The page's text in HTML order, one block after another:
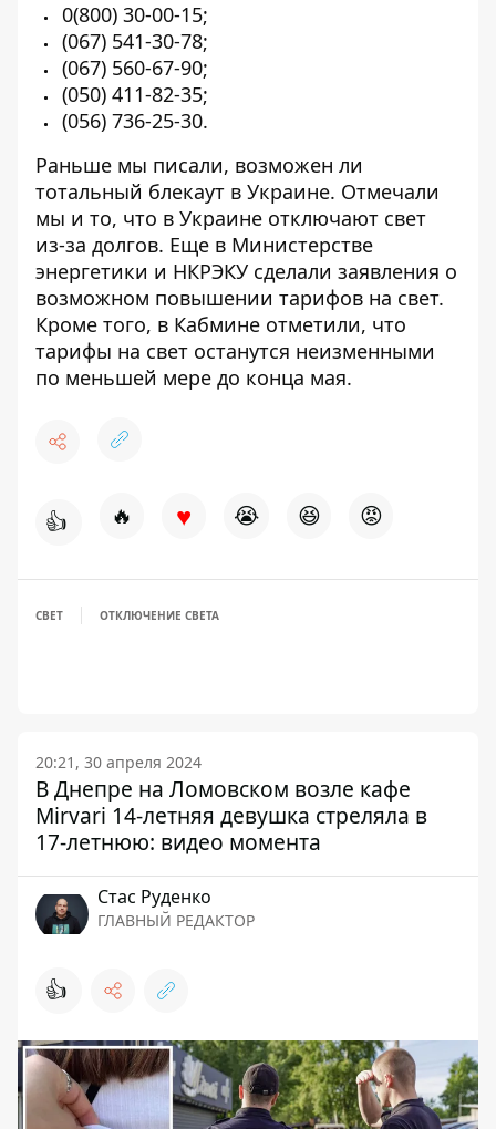
0(800) 30-00-15;
(067) 541-30-78;
(067) 560-67-90;
(050) 411-82-35;
(056) 736-25-30.
Раньше мы писали, возможен ли
тотальный блекаут в Украине. Отмечали
мы и то, что в Украине отключают свет
из-за долгов. Еще в Министерстве
энергетики и НКРЭКУ сделали заявления о
возможном повышении тарифов на свет.
Кроме того, в Кабмине отметили, что
тарифы на свет останутся неизменными
по меньшей мере до конца мая.
👍 🔥 ♥ 😭 😆 😡
СВЕТ ОТКЛЮЧЕНИЕ СВЕТА
20:21, 30 апреля 2024
В Днепре на Ломовском возле кафе
Mirvari 14-летняя девушка стреляла в
17-летнюю: видео момента
Стаc Руденко
ГЛАВНЫЙ РЕДАКТОР
👍